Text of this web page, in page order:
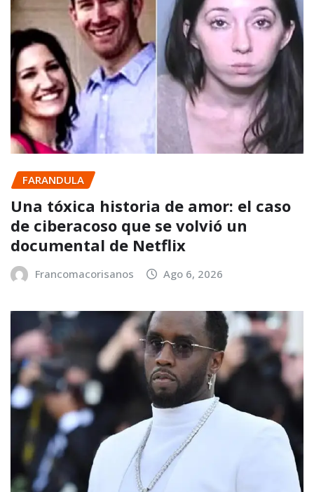
FARANDULA
Una tóxica historia de amor: el caso
de ciberacoso que se volvió un
documental de Netflix
Francomacorisanos Ago 6, 2026